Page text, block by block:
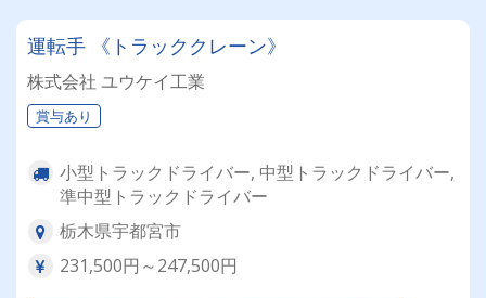
運転手 《トラッククレーン》
株式会社 ユウケイ工業
賞与あり
小型トラックドライバー, 中型トラックドライバー,
準中型トラックドライバー
栃木県宇都宮市
231,500円～247,500円